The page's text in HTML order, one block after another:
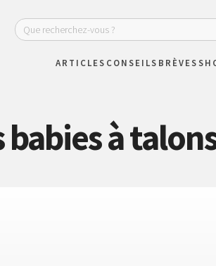
ARTICLES CONSEILS BRÈVES
à